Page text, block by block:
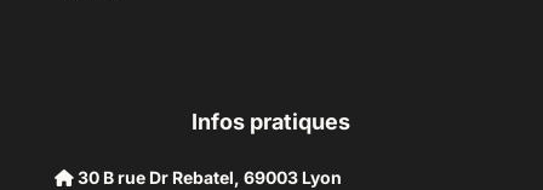
Infos pratiques
30 B rue Dr Rebatel, 69003 Lyon